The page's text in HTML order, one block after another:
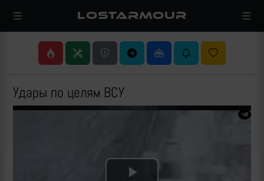
LOSTARMOUR
Удары по целям ВСУ